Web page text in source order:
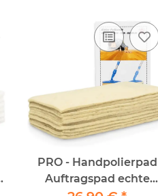
PRO - Handpolierpad
Auftragspad echte